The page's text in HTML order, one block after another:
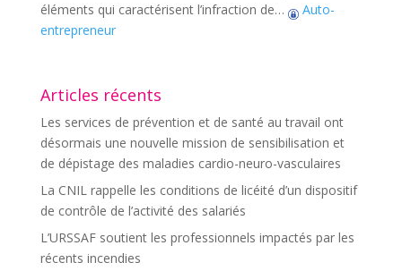
éléments qui caractérisent l’infraction de…
Auto-
entrepreneur
Articles récents
Les services de prévention et de santé au travail ont
désormais une nouvelle mission de sensibilisation et
de dépistage des maladies cardio-neuro-vasculaires
La CNIL rappelle les conditions de licéité d’un dispositif
de contrôle de l’activité des salariés
L’URSSAF soutient les professionnels impactés par les
récents incendies